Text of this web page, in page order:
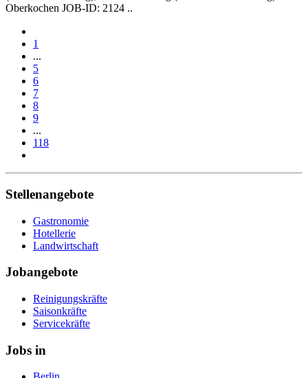
Oberkochen JOB-ID: 2124 ..
1
...
5
6
7
8
9
...
118
Stellenangebote
Gastronomie
Hotellerie
Landwirtschaft
Jobangebote
Reinigungskräfte
Saisonkräfte
Servicekräfte
Jobs in